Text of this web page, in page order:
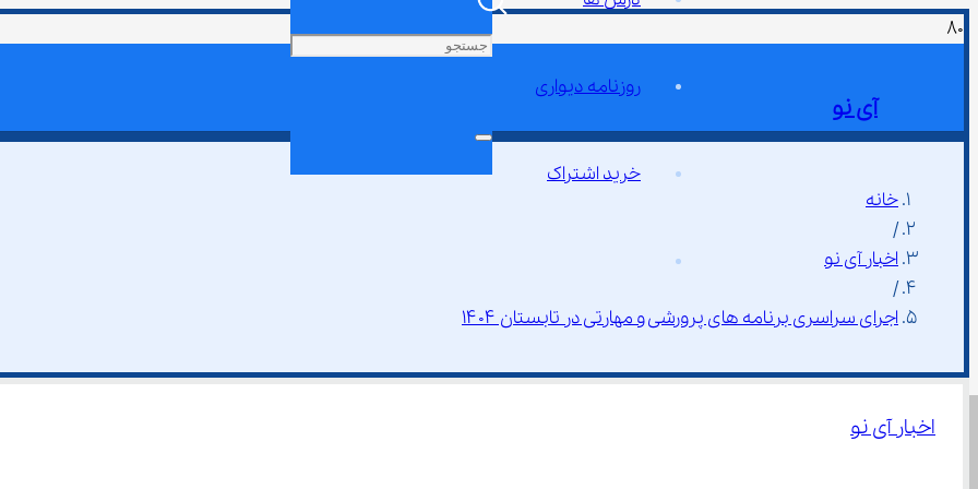
آی نو
روزنامه دیواری
خرید اشتراک
خانه
/
اخبار آی نو
/
اجرای سراسری برنامه های پرورشی و مهارتی در تابستان ۱۴۰۴
اخبار آی نو